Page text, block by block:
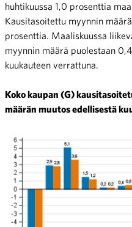
huhtikuussa 1,0 prosenttia
Kausitasoitettu myynnin
prosenttia. Maaliskuussa
myynnin määrä puolestaan
kuukauteen verrattuna.
Koko kaupan (G)
määrän muutos edellisestä